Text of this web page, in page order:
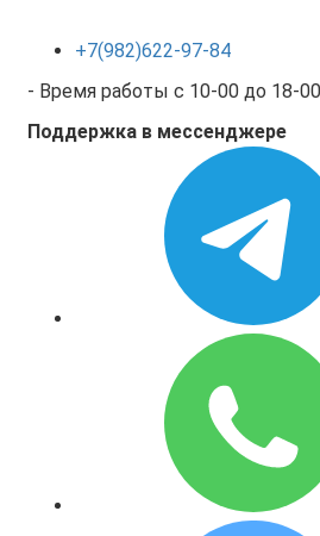
+7(982)622-97-84
- Время работы с 10-00 до 18-
Поддержка в мессенджере